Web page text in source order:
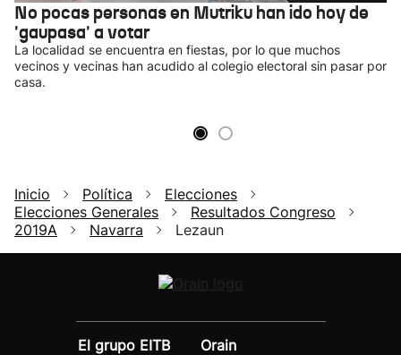
No pocas personas en Mutriku han ido hoy de
'gaupasa' a votar
La localidad se encuentra en fiestas, por lo que muchos
vecinos y vecinas han acudido al colegio electoral sin pasar por
casa.
Inicio Política
Elecciones
Elecciones Generales
Resultados Congreso
2019A
Navarra Lezaun
El grupo EITB
Orain